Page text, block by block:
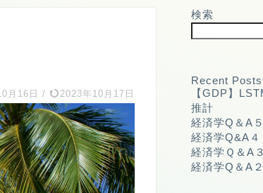
月16日 / 2023年10月17日
検索
Recent Posts
【GDP】
推計
経済学Q＆A
経済学Q&A４
経済学Ｑ＆A
経済学Q＆A